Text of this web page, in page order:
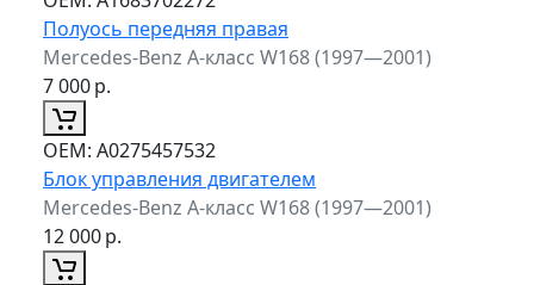
Полуось передняя правая
Mercedes-Benz A-класс W168 (1997—2001)
7 000р.
ОЕМ: A0275457532
Блок управления двигателем
Mercedes-Benz A-класс W168 (1997—2001)
12 000р.